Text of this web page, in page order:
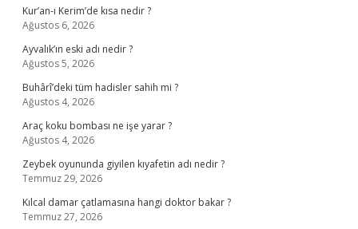
Kur’an-ı Kerim’de kısa nedir ?
Ağustos 6, 2026
Ayvalık’ın eski adı nedir ?
Ağustos 5, 2026
Buhârî’deki tüm hadisler sahih mi ?
Ağustos 4, 2026
Araç koku bombası ne işe yarar ?
Ağustos 4, 2026
Zeybek oyununda giyilen kıyafetin adı nedir ?
Temmuz 29, 2026
Kılcal damar çatlamasına hangi doktor bakar ?
Temmuz 27, 2026